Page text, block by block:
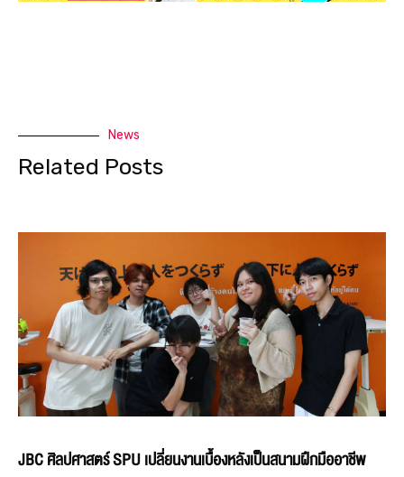
News
Related Posts
JBC ศิลปศาสตร์ SPU เปลี่ยนงานเบื้องหลังเป็นสนามฝึกมืออาชีพ